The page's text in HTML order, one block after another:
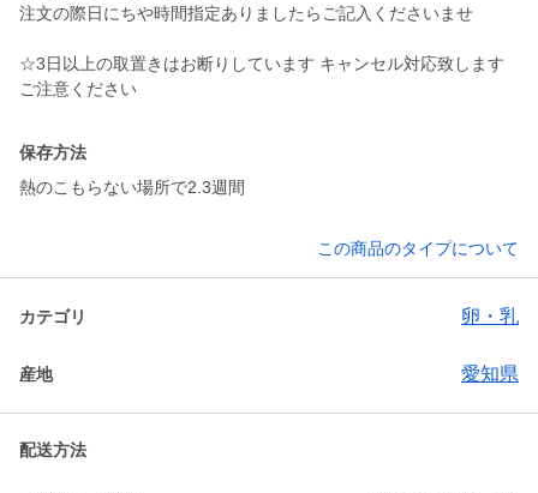
注文の際日にちや時間指定ありましたらご記入くださいませ
☆3日以上の取置きはお断りしています キャンセル対応致します
ご注意ください
保存方法
熱のこもらない場所で2.3週間
この商品のタイプについて
カテゴリ 卵・乳
産地 愛知県
配送方法